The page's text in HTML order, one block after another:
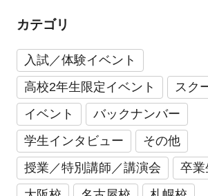
カテゴリ
入試／体験イベント
高校2年生限定イベント
スク
イベント
バックナンバー
学生インタビュー
その他
授業／特別講師／講演会
卒業